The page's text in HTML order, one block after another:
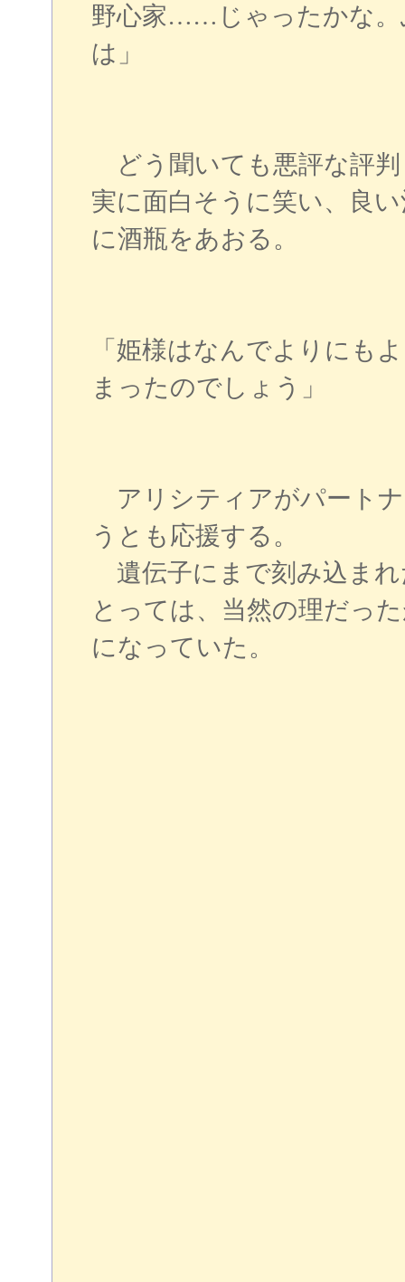
野心家……じゃったかな。
は」
どう聞いても悪評な評
実に面白そうに笑い、良
に酒瓶をあおる。
「姫様はなんでよりにも
まったのでしょう」
アリシティアがパート
うとも応援する。
遺伝子にまで刻み込ま
とっては、当然の理だっ
になっていた。